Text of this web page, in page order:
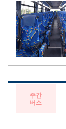
주간
버스